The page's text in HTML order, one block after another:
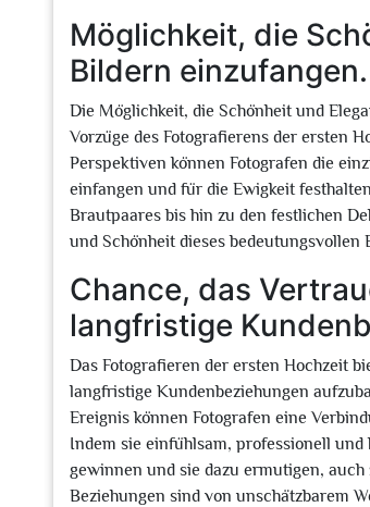
Möglichkeit, die
Bildern einzufangen.
Die Möglichkeit, die Schönheit und
Vorzüge des Fotografierens der ersten
Perspektiven können Fotografen die
einfangen und für die Ewigkeit
Brautpaares bis hin zu den festlichen
und Schönheit dieses bedeutungsvollen
Chance, das
langfristige
Das Fotografieren der ersten Hochzeit
langfristige Kundenbeziehungen
Ereignis können Fotografen eine
Indem sie einfühlsam, professionell
gewinnen und sie dazu ermutigen,
Beziehungen sind von unschätzbarem